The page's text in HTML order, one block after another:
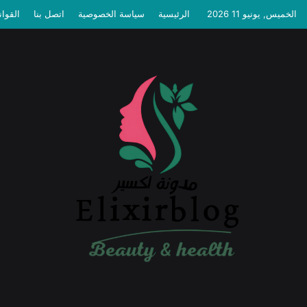
الخميس, يونيو 11 2026 الرئيسية سياسة الخصوصية اتصل بنا